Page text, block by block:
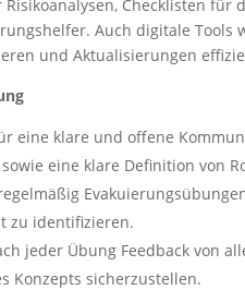
Checklisten für
Auch digitale Tools
und Aktualisierungen
eine klare und offene
eine klare Definition von
zu identifizieren.
jeder Übung Feedback von
Konzepts sicherzustellen.